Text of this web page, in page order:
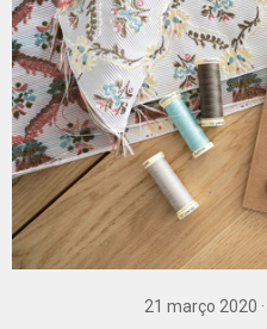
21 março 2020 ·